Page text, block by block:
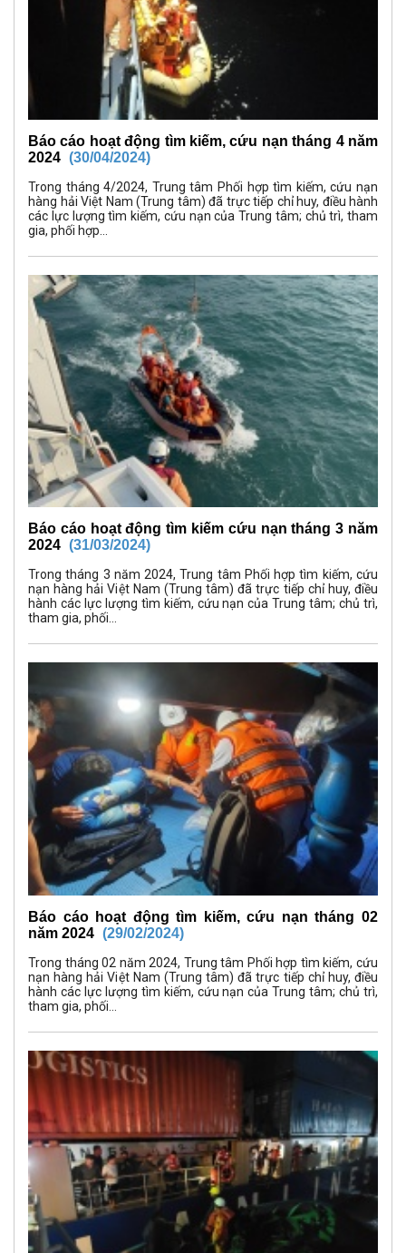
Báo cáo hoạt động tìm kiếm, cứu nạn tháng 4 năm
2024 (30/04/2024)
Trong tháng 4/2024, Trung tâm Phối hợp tìm kiếm, cứu nạn
hàng hải Việt Nam (Trung tâm) đã trực tiếp chỉ huy, điều hành
các lực lượng tìm kiếm, cứu nạn của Trung tâm; chủ trì, tham
gia, phối hợp...
Báo cáo hoạt động tìm kiếm cứu nạn tháng 3 năm
2024 (31/03/2024)
Trong tháng 3 năm 2024, Trung tâm Phối hợp tìm kiếm, cứu
nạn hàng hải Việt Nam (Trung tâm) đã trực tiếp chỉ huy, điều
hành các lực lượng tìm kiếm, cứu nạn của Trung tâm; chủ trì,
tham gia, phối...
Báo cáo hoạt động tìm kiếm, cứu nạn tháng 02
năm 2024 (29/02/2024)
Trong tháng 02 năm 2024, Trung tâm Phối hợp tìm kiếm, cứu
nạn hàng hải Việt Nam (Trung tâm) đã trực tiếp chỉ huy, điều
hành các lực lượng tìm kiếm, cứu nạn của Trung tâm; chủ trì,
tham gia, phối...